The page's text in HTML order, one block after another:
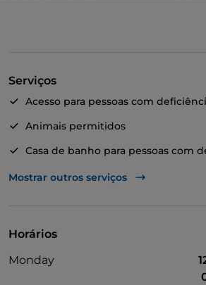
Serviços
Acesso para pessoas com
Animais permitidos
Casa de banho para pessoas com
Fala-se inglês
Mostrar outros serviços
Horários
Monday